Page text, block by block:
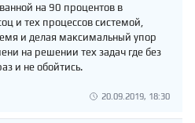
на 90 процентов в
и тех процессов системой,
и делая максимальный упор
на решении тех задач где без
и не обойтись.
20.09.2019, 18:30